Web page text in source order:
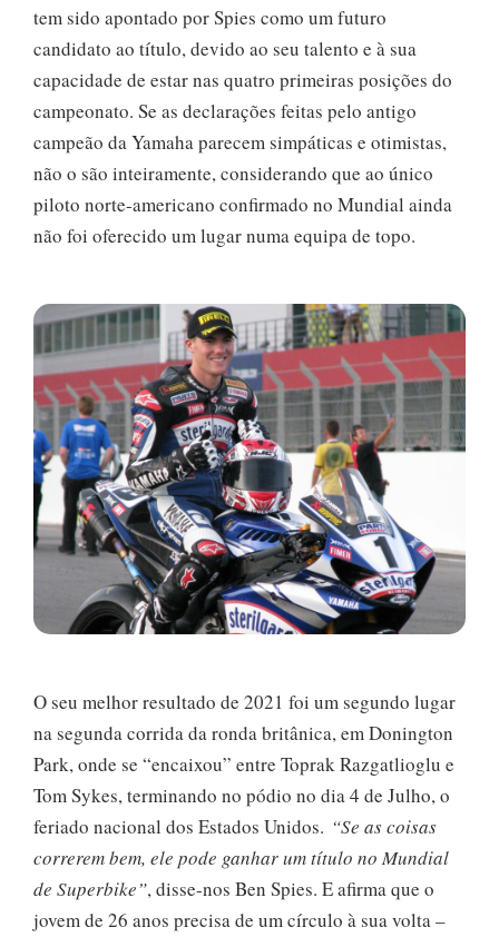
tem sido apontado por Spies como um futuro
candidato ao título, devido ao seu talento e à sua
capacidade de estar nas quatro primeiras posições do
campeonato. Se as declarações feitas pelo antigo
campeão da Yamaha parecem simpáticas e otimistas,
não o são inteiramente, considerando que ao único
piloto norte-americano confirmado no Mundial ainda
não foi oferecido um lugar numa equipa de topo.
O seu melhor resultado de 2021 foi um segundo lugar
na segunda corrida da ronda britânica, em Donington
Park, onde se “encaixou” entre Toprak Razgatlioglu e
Tom Sykes, terminando no pódio no dia 4 de Julho, o
feriado nacional dos Estados Unidos. “Se as coisas
correrem bem, ele pode ganhar um título no Mundial
de Superbike”, disse-nos Ben Spies. E afirma que o
jovem de 26 anos precisa de um círculo à sua volta –